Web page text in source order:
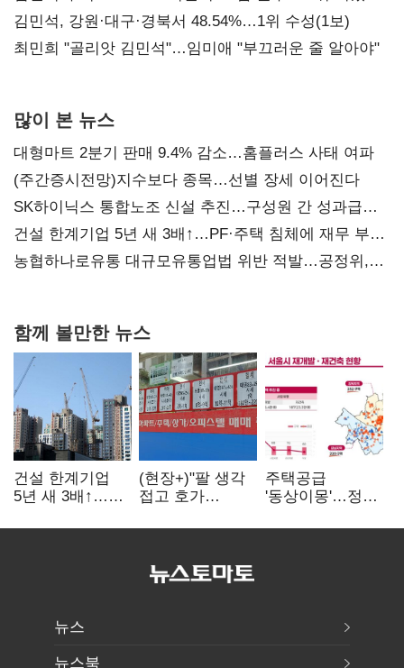
(2보)
김민석, 강원·대구·경북서 48.54%…1위 수성(1보)
최민희 "골리앗 김민석"…임미애 "부끄러운 줄 알아야"
많이 본 뉴스
대형마트 2분기 판매 9.4% 감소…홈플러스 사태 여파
(주간증시전망)지수보다 종목…선별 장세 이어진다
SK하이닉스 통합노조 신설 추진…구성원 간 성과급
불만 확산
건설 한계기업 5년 새 3배↑…PF·주택 침체에 재무 부담
확대
농협하나로유통 대규모유통업법 위반 적발…공정위,
함께 볼만한 뉴스
건설 한계기업
5년 새 3배↑…
재무 부담 확대
(현장+)"팔 생각
접고 호가
똘똘한 한 채'
주택공급
'동상이몽'…정부
없으면 '공수표'
뉴스
뉴스북